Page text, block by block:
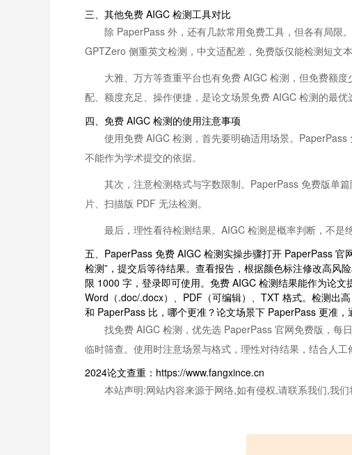
三、其他免费 AIGC 检测工具对比
除 PaperPass 外，还有几款常用免费工具，但各有局限
GPTZero 侧重英文检测，中文适配差，免费版仅能检测短文本
大雅、万方等查重平台也有免费 AIGC 检测，但免费额
配、额度充足、操作便捷，是论文场景免费 AIGC 检测的最优
四、免费 AIGC 检测的使用注意事项
使用免费 AIGC 检测，首先要明确适用场景。
不能作为学术提交的依据。
其次，注意检测格式与字数限制。PaperPass 免费版单
片、扫描版 PDF 无法检测。
最后，理性看待检测结果。AIGC 检测是概率判断，不是
五、PaperPass 免费 AIGC 检测实操步骤打开 PaperPass 官
检测”，提交后等待结果。查看报告，根据颜色标注修改高风
限 1000 字，登录即可使用。免费 AIGC 检测结果能作为论
Word（.doc/.docx）、PDF（可编辑）、TXT 格式。检测出
和 PaperPass 比，哪个更准？论文场景下 PaperPass 更准，
找免费 AIGC 检测，优先选 PaperPass 官网免费版，每
临时筛查。使用时注意场景与格式，理性对待结果，结合人工
2024论文查重：https://www.fangxince.cn
本站声明:网站内容来源于网络,如有侵权,请联系我们,我们